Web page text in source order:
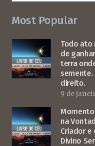
Most Popular
Todo ato
de
terra
direito.
9 de
na
Criador e
Divino